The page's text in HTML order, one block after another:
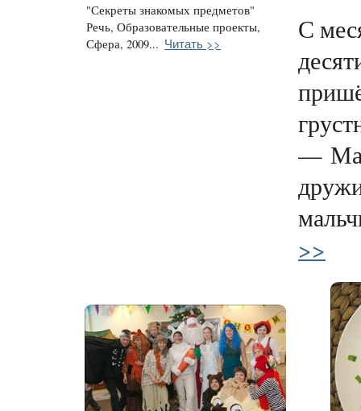
"Секреты знакомых предметов"
Речь, Образовательные проекты,
Сфера, 2009... Читать >>
С
—
>>